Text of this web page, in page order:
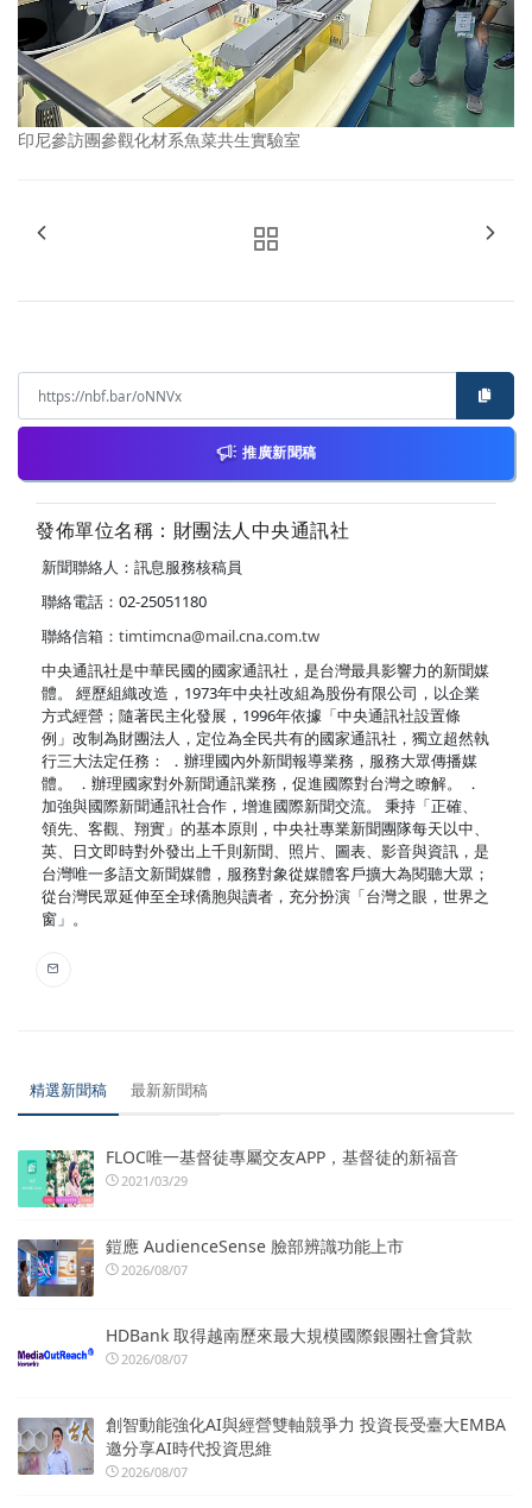
印尼參訪團參觀化材系魚菜共生實驗室
推廣新聞稿
發佈單位名稱：財團法人中央通訊社
新聞聯絡人：訊息服務核稿員
聯絡電話：02-25051180
聯絡信箱： timtimcna@mail.cna.com.tw
中央通訊社是中華民國的國家通訊社，是台灣最具影響力的新聞媒
體。 經歷組織改造，1973年中央社改組為股份有限公司，以企業
方式經營；隨著民主化發展，1996年依據「中央通訊社設置條
例」改制為財團法人，定位為全民共有的國家通訊社，獨立超然執
行三大法定任務： ．辦理國內外新聞報導業務，服務大眾傳播媒
體。 ．辦理國家對外新聞通訊業務，促進國際對台灣之瞭解。 ．
加強與國際新聞通訊社合作，增進國際新聞交流。 秉持「正確、
領先、客觀、翔實」的基本原則，中央社專業新聞團隊每天以中、
英、日文即時對外發出上千則新聞、照片、圖表、影音與資訊，是
台灣唯一多語文新聞媒體，服務對象從媒體客戶擴大為閱聽大眾；
從台灣民眾延伸至全球僑胞與讀者，充分扮演「台灣之眼，世界之
窗」。
精選新聞稿 最新新聞稿
FLOC唯一基督徒專屬交友APP，基督徒的新福音
2021/03/29
鎧應 AudienceSense 臉部辨識功能上市
2026/08/07
HDBank 取得越南歷來最大規模國際銀團社會貸款
2026/08/07
創智動能強化AI與經營雙軸競爭力 投資長受臺大EMBA
邀分享AI時代投資思維
2026/08/07